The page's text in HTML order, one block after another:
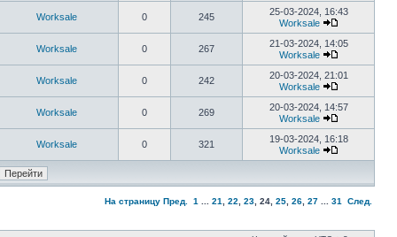
Worksale 0 245
25-03-2024, 16:43
Worksale
Worksale 0 267
21-03-2024, 14:05
Worksale
Worksale 0 242
20-03-2024, 21:01
Worksale
Worksale 0 269
20-03-2024, 14:57
Worksale
Worksale 0 321
19-03-2024, 16:18
Worksale
На страницу Пред. 1 21 22 23 24 25 26 27 31 След.